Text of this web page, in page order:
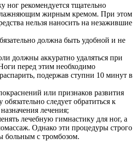
ног рекомендуется тщательно
жирным кремом. При этом
нельзя наносить на незажившие
должна быть удобной и не
должны аккуратно удаляться при
перед этим необходимо
подержав ступни 10 минут в
или признаков развития
следует обратиться к
лечения;
лечебную гимнастику для ног, а
Однако эти процедуры строго
больным с тромбозом.